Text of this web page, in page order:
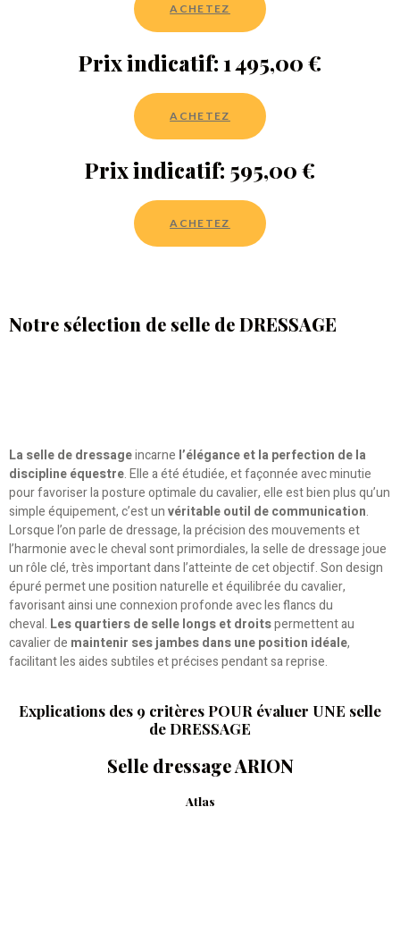
ACHETEZ
Prix indicatif: 1 495,00 €
ACHETEZ
Prix indicatif: 595,00 €
ACHETEZ
Notre sélection de selle de DRESSAGE
La selle de dressageincarne l’élégance et la perfection de la
discipline équestre. Elle a été étudiée, et façonnée avec minutie
pour favoriser la posture optimale du cavalier, elle est bien plus qu’un
simple équipement, c’est unvéritable outil de communication.
Lorsque l’on parle de dressage, la précision des mouvements et
l’harmonie avec le cheval sont primordiales, la selle de dressage joue
un rôle clé, très important dans l’atteinte de cet objectif. Son design
épuré permet une position naturelle et équilibrée du cavalier,
favorisant ainsi une connexion profonde avec les flancs du
cheval. Les quartiers de selle longs et droitspermettent au
cavalier de maintenir ses jambes dans une position idéale,
facilitant les aides subtiles et précises pendant sa reprise.
Explications des 9 critères POUR évaluer UNE selle
de DRESSAGE
Selle dressage ARION
Atlas